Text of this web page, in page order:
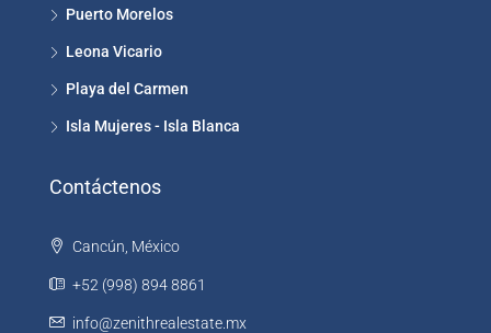
Puerto Morelos
Leona Vicario
Playa del Carmen
Isla Mujeres - Isla Blanca
Contáctenos
Cancún, México
+52 (998) 894 8861
info@zenithrealestate.mx